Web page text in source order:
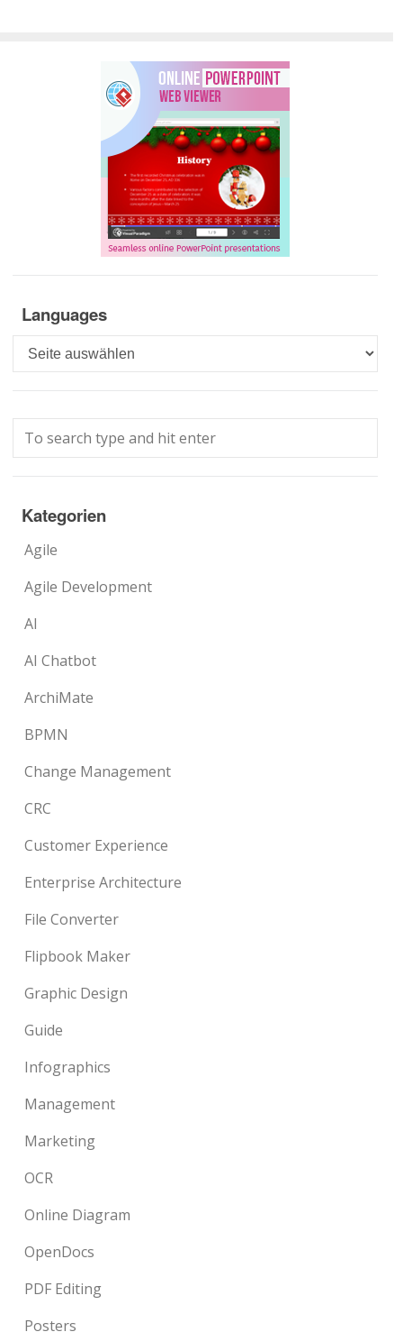
Languages
Languages
Kategorien
Agile
Agile Development
AI
AI Chatbot
ArchiMate
BPMN
Change Management
CRC
Customer Experience
Enterprise Architecture
File Converter
Flipbook Maker
Graphic Design
Guide
Infographics
Management
Marketing
OCR
Online Diagram
OpenDocs
PDF Editing
Posters